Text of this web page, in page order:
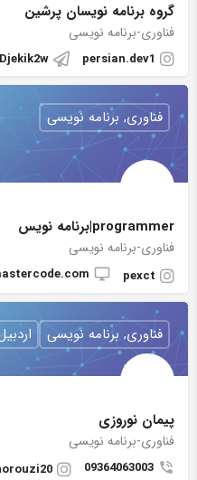
گروه برنامه نویسان پرشین
فناوری-برنامه نویسی
persian.dev1
programmer|برنامه نویس
فناوری-برنامه نویسی
pexct
فناوری, برنامه نویسی
پیمان نوروزی
فناوری-برنامه نویسی
09364063003
فناوری, برنامه نویسی